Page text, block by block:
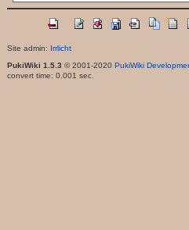
Site admin: Irrlicht
PukiWiki 1.5.3 © 2001-2020 PukiWiki
convert time: 0.001 sec.